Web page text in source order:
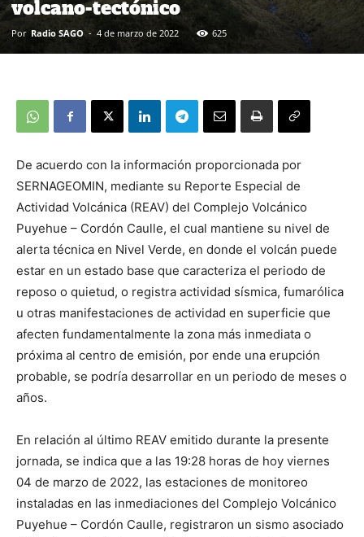
volcano-tectónico
Por Radio SAGO - 4 de marzo de 2022 625
De acuerdo con la información proporcionada por
SERNAGEOMIN, mediante su Reporte Especial de
Actividad Volcánica (REAV) del Complejo Volcánico
Puyehue – Cordón Caulle, el cual mantiene su nivel de
alerta técnica en Nivel Verde, en donde el volcán puede
estar en un estado base que caracteriza el periodo de
reposo o quietud, o registra actividad sísmica, fumarólica
u otras manifestaciones de actividad en superficie que
afecten fundamentalmente la zona más inmediata o
próxima al centro de emisión, por ende una erupción
probable, se podría desarrollar en un periodo de meses o
años.
En relación al último REAV emitido durante la presente
jornada, se indica que a las 19:28 horas de hoy viernes
04 de marzo de 2022, las estaciones de monitoreo
instaladas en las inmediaciones del Complejo Volcánico
Puyehue – Cordón Caulle, registraron un sismo asociado